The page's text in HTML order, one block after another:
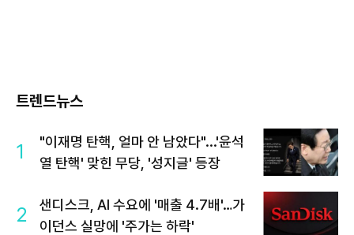
트렌드뉴스
1
"이재명 탄핵, 얼마 안 남았다"...'윤석
열 탄핵' 맞힌 무당, '성지글' 등장
2
샌디스크, AI 수요에 '매출 4.7배'…가
이던스 실망에 '주가는 하락'